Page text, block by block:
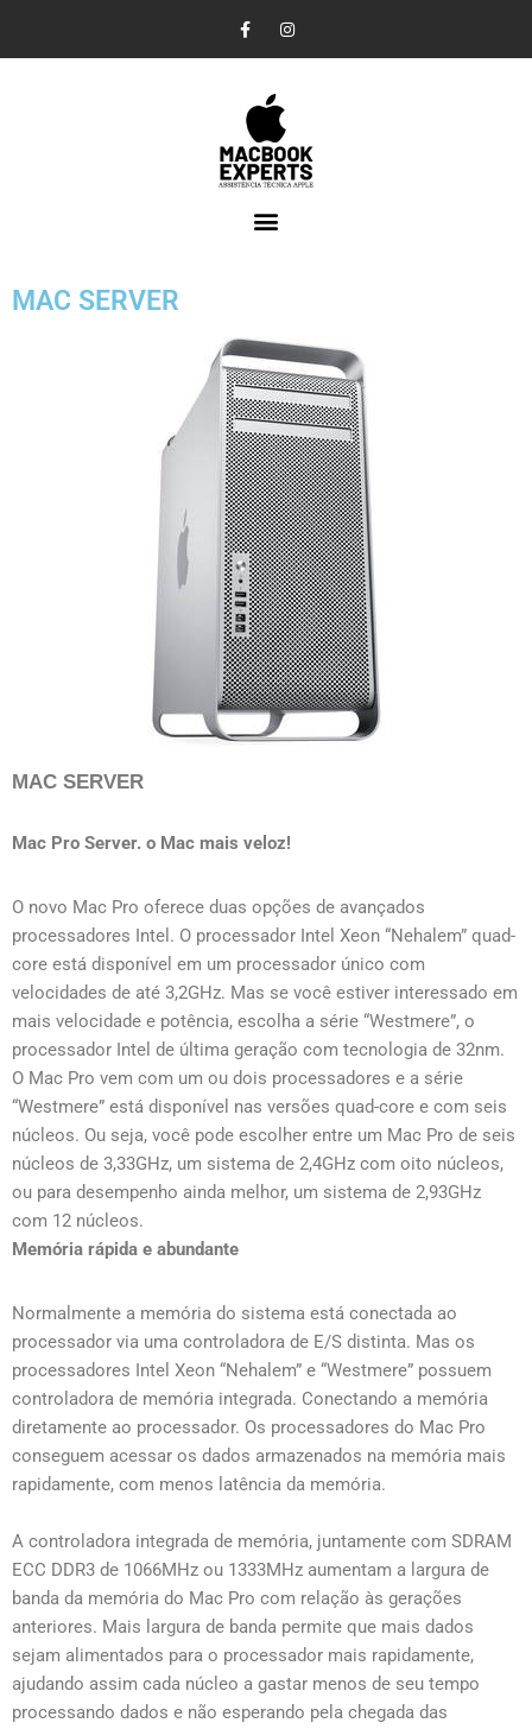
Pular
MAC SERVER
MAC SERVER
Mac Pro Server. o Mac mais veloz!
O novo Mac Pro oferece duas opções de avançados
processadores Intel. O processador Intel Xeon “Nehalem” quad-
core está disponível em um processador único com
velocidades de até 3,2GHz. Mas se você estiver interessado em
mais velocidade e potência, escolha a série “Westmere”, o
processador Intel de última geração com tecnologia de 32nm.
O Mac Pro vem com um ou dois processadores e a série
“Westmere” está disponível nas versões quad-core e com seis
núcleos. Ou seja, você pode escolher entre um Mac Pro de seis
núcleos de 3,33GHz, um sistema de 2,4GHz com oito núcleos,
ou para desempenho ainda melhor, um sistema de 2,93GHz
com 12 núcleos.
Memória rápida e abundante
Normalmente a memória do sistema está conectada ao
processador via uma controladora de E/S distinta. Mas os
processadores Intel Xeon “Nehalem” e “Westmere” possuem
controladora de memória integrada. Conectando a memória
diretamente ao processador. Os processadores do Mac Pro
conseguem acessar os dados armazenados na memória mais
rapidamente, com menos latência da memória.
A controladora integrada de memória, juntamente com SDRAM
ECC DDR3 de 1066MHz ou 1333MHz aumentam a largura de
banda da memória do Mac Pro com relação às gerações
anteriores. Mais largura de banda permite que mais dados
sejam alimentados para o processador mais rapidamente,
ajudando assim cada núcleo a gastar menos de seu tempo
processando dados e não esperando pela chegada das